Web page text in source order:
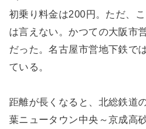
初乗り料金は200円。ただ、
は言えない。かつての大阪市
だった。名古屋市営地下鉄で
ている。
距離が長くなると、北総鉄道
葉ニュータウン中央～京成高